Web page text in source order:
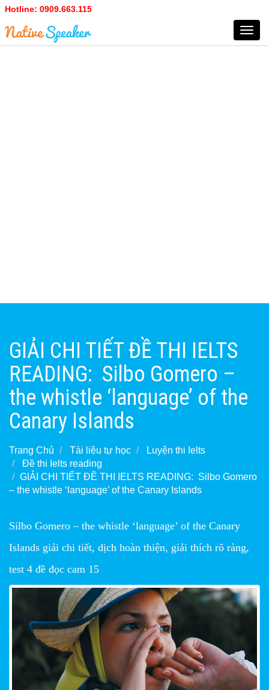
Hotline: 0909.663.115
GIẢI CHI TIẾT ĐỀ THI IELTS
READING: Silbo Gomero –
the whistle ‘language’ of the
Canary Islands
Trang Chủ Tài liệu tự học
Luyện thi Ielts
Đề thi Ielts reading
GIẢI CHI TIẾT ĐỀ THI IELTS READING: Silbo Gomero
– the whistle ‘language’ of the Canary Islands
Silbo Gomero – the whistle ‘language’ of the Canary
Islands giải chi tiết, dịch hoàn thiện, giải thích rõ ràng,
test 4 đề đọc cam 15